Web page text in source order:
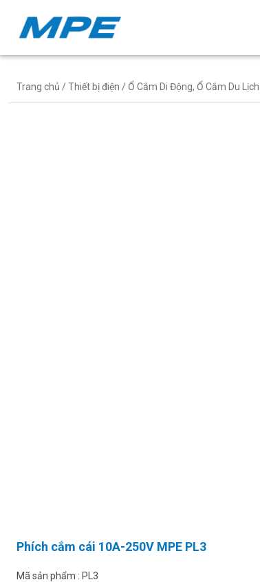
Trang chủ /Thiết bị điện /Ổ Cắm Di Động, Ổ Cắm Du Lịch
Phích cắm cái 10A-250V MPE PL3
Mã sản phẩm : PL3